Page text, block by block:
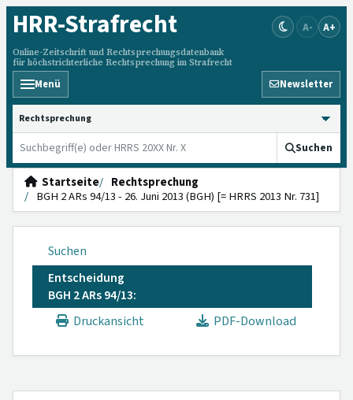
HRR-Strafrecht
Online-Zeitschrift und Rechtsprechungsdatenbank
für höchstrichterliche Rechtsprechung im Strafrecht
A- A+
Menü Newsletter
HRRS durchsuchen
Suchen
Startseite
Rechtsprechung
BGH 2 ARs 94/13 - 26. Juni 2013 (BGH) [= HRRS 2013 Nr. 731]
Suchen
Entscheidung
BGH 2 ARs 94/13:
Druckansicht
PDF-Download